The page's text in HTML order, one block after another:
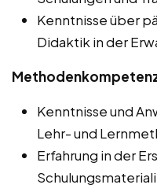
Kenntnisse über
Didaktik in der
Kenntnisse und
Lehr- und
Erfahrung in der